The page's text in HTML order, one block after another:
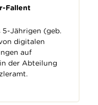
Fallent
5-Jährigen (geb.
digitalen
auf
der Abteilung